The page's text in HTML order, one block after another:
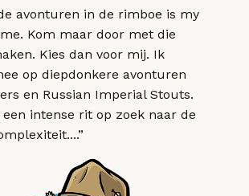
avonturen in de rimboe is my
Kom maar door met die
Kies dan voor mij. Ik
op diepdonkere avonturen
en Russian Imperial Stouts.
intense rit op zoek naar de